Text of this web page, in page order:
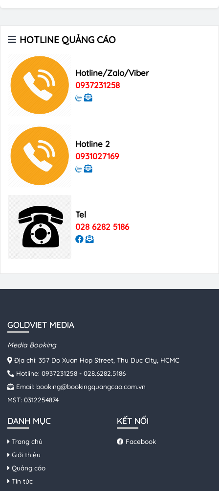
Bảng giá quảng cáo tạp chí Heritage
Bảng giá quảng cáo Tạp chí Xin Chào
Việt Nam
Bảng giá quảng cáo Good Morning
Vietnam
HOTLINE QUẢNG CÁO
Hotline/Zalo/Viber
0937231258
Hotline 2
0931027169
Tel
028 6282 5186
GOLDVIET MEDIA
Media Booking
Địa chỉ: 357 Do Xuan Hop Street, Thu Duc City, HCMC
Hotline: 0937231258 - 028.6282.5186
Email: booking@bookingquangcao.com.vn
MST: 0312254874
DANH MỤC
Trang chủ
Giới thiệu
Quảng cáo
Tin tức
KẾT NỐI
Facebook